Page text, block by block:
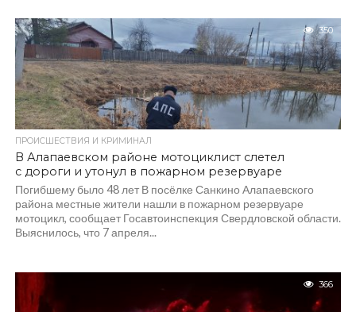
350
ПРОИСШЕСТВИЯ И КРИМИНАЛ
В Алапаевском районе мотоциклист слетел
с дороги и утонул в пожарном резервуаре
Погибшему было 48 лет В посёлке Санкино Алапаевского
района местные жители нашли в пожарном резервуаре
мотоцикл, сообщает Госавтоинспекция Свердловской области.
Выяснилось, что 7 апреля...
366